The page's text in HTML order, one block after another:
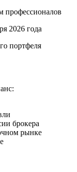
профессионалов
2026 года
портфеля
брокера
рынке